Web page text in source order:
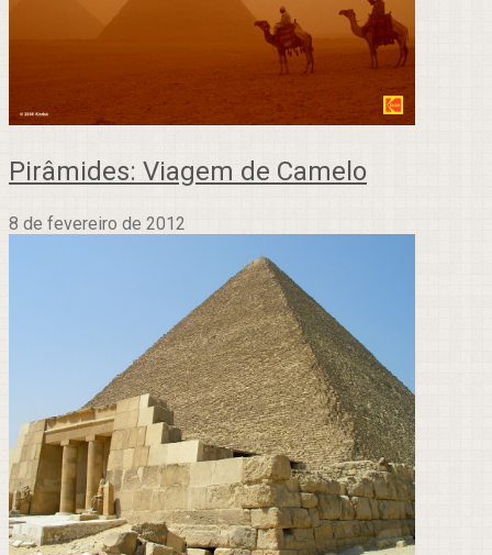
Pirâmides: Viagem de Camelo
8 de fevereiro de 2012